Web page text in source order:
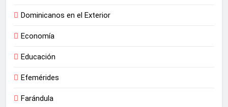
Dominicanos en el Exterior
Economía
Educación
Efemérides
Farándula